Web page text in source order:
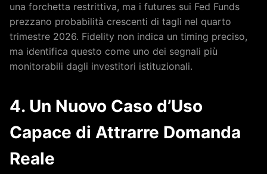
una forchetta restrittiva, ma i futures sui Fed Funds
prezzano probabilità crescenti di tagli nel quarto
trimestre 2026. Fidelity non indica un timing preciso,
ma identifica questo come uno dei segnali più
monitorabili dagli investitori istituzionali.
4. Un Nuovo Caso d’Uso
Capace di Attrarre Domanda
Reale